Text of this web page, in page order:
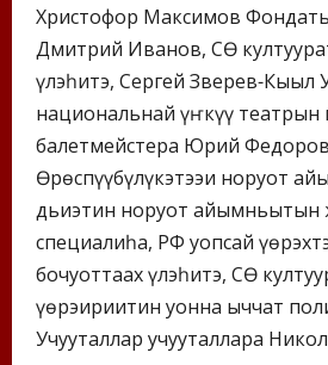
Христофор Максимов
Дмитрий Иванов, СӨ
үлэһитэ, Сергей Зверев-Кыыл
национальнай үҥкүү театрын
балетмейстера Юрий
Өрөспүүбүлүкэтээҕи норуот
дьиэтин норуот айымньытын
специалиһа, РФ уопсай
бочуоттаах үлэһитэ, СӨ
үөрэҕириитин уонна ыччат
Учууталлар учууталлара